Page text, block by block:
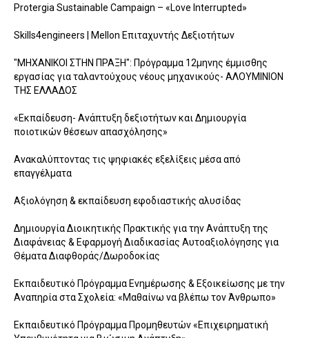
Protergia Sustainable Campaign – «Love Interrupted»
Skills4engineers | Mellon Επιταχυντής Δεξιοτήτων
"ΜΗΧΑΝΙΚΟΙ ΣΤΗΝ ΠΡΑΞΗ": Πρόγραμμα 12μηνης έμμισθης
εργασίας για ταλαντούχους νέους μηχανικούς- ΑΛΟΥΜΙΝΙΟΝ
ΤΗΣ ΕΛΛΑΔΟΣ
«Εκπαίδευση- Ανάπτυξη δεξιοτήτων και Δημιουργία
ποιοτικών θέσεων απασχόλησης»
Ανακαλύπτοντας τις ψηφιακές εξελίξεις μέσα από
επαγγέλματα
Αξιολόγηση & εκπαίδευση εφοδιαστικής αλυσίδας
Δημιουργία Διοικητικής Πρακτικής για την Ανάπτυξη της
Διαφάνειας & Εφαρμογή Διαδικασίας Αυτοαξιολόγησης για
Θέματα Διαφθοράς/Δωροδοκίας
Εκπαιδευτικό Πρόγραμμα Ενημέρωσης & Εξοικείωσης με την
Αναπηρία στα Σχολεία: «Μαθαίνω να βλέπω τον Άνθρωπο»
Εκπαιδευτικό Πρόγραμμα Προμηθευτών «Επιχειρηματική